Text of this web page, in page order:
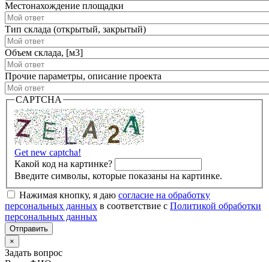
Местонахождение площадки
Тип склада (открытый, закрытый)
Объем склада, [м3]
Прочие параметры, описание проекта
CAPTCHA
Get new captcha!
Какой код на картинке?
Введите символы, которые показаны на картинке.
Нажимая кнопку, я даю согласие на обработку
персональных данных в соответствие с Политикой обработки
персональных данных
×
Задать вопрос